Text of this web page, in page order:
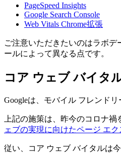
PageSpeed Insights
Google Search Console
Web Vitals Chrome拡張
ご注意いただきたいのはラボ
ールによって異なる点です。
コア ウェブ バイタ
Googleは、モバイル フレンド
上記の施策は、昨今のコロナ禍
ェブの実現に向けたページ エ
従い、コア ウェブ バイタルは